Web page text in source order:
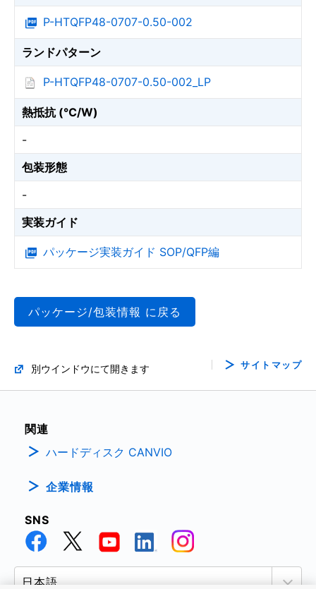
P-HTQFP48-0707-0.50-002
ランドパターン
P-HTQFP48-0707-0.50-002_LP
熱抵抗 (℃/W)
-
包装形態
-
実装ガイド
パッケージ実装ガイド SOP/QFP編
パッケージ/包装情報 に戻る
別ウインドウにて開きます サイトマップ
関連
ハードディスク CANVIO
企業情報
SNS